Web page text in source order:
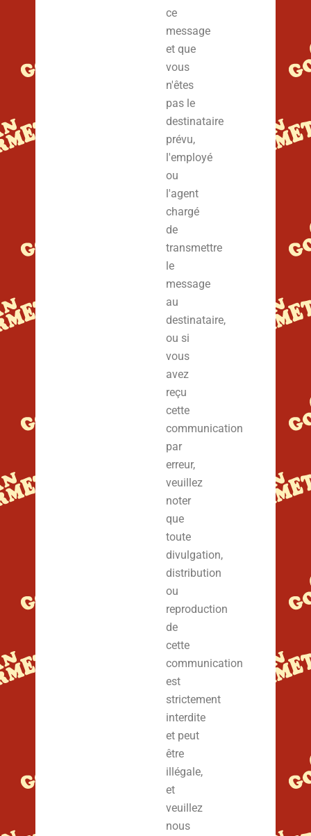
ce
message
et que
vous
n'êtes
pas le
destinataire
prévu,
l'employé
ou
l'agent
chargé
de
transmettre
le
message
au
destinataire,
ou si
vous
avez
reçu
cette
communication
par
erreur,
veuillez
noter
que
toute
divulgation,
distribution
ou
reproduction
de
cette
communication
est
strictement
interdite
et peut
être
illégale,
et
veuillez
nous